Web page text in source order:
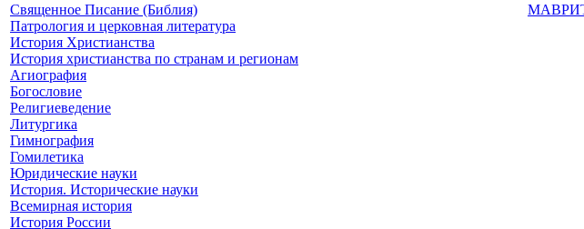
Священное Писание (Библия)
Патрология и церковная литература
История Христианства
История христианства по странам и регионам
Агиография
Богословие
Религиеведение
Литургика
Гимнография
Гомилетика
Юридические науки
История. Исторические науки
Всемирная история
История России